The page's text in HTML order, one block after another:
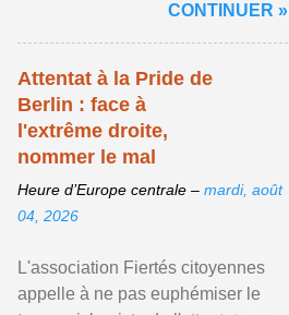
de changer ... Afficher l'article ...
CONTINUER »
Attentat à la Pride de
Berlin : face à
l'extrême droite,
nommer le mal
Heure d’Europe centrale – mardi, août
04, 2026
L'association Fiertés citoyennes
appelle à ne pas euphémiser le